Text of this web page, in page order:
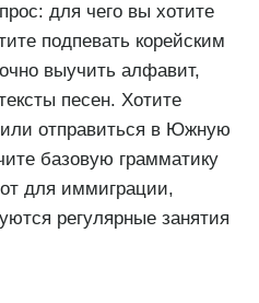
для чего вы хотите
подпевать корейским
выучить алфавит,
песен. Хотите
отправиться в Южную
базовую грамматику
для иммиграции,
регулярные занятия